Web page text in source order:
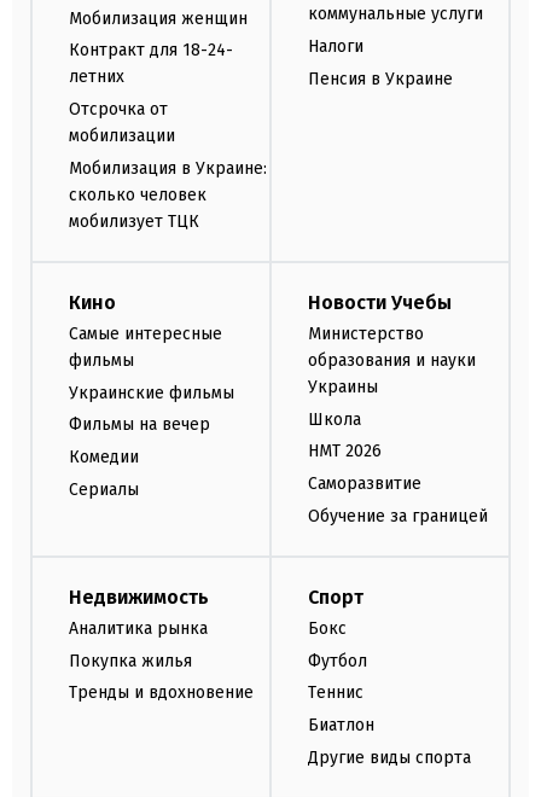
Мобилизация женщин
Контракт для 18-24-
летних
Отсрочка от
мобилизации
Мобилизация в Украине:
сколько человек
мобилизует ТЦК
коммунальные услуги
Налоги
Пенсия в Украине
Кино
Самые интересные
фильмы
Украинские фильмы
Фильмы на вечер
Комедии
Сериалы
Новости Учебы
Министерство
образования и науки
Украины
Школа
НМТ 2026
Саморазвитие
Обучение за границей
Недвижимость
Аналитика рынка
Покупка жилья
Тренды и вдохновение
Спорт
Бокс
Футбол
Теннис
Биатлон
Другие виды спорта